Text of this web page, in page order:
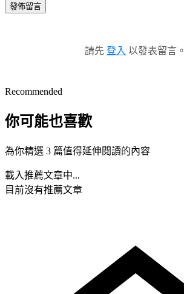
發佈留言
請先 登入 以發表留言。
Recommended
你可能也喜歡
為你精選 3 篇值得延伸閱讀的內容
載入推薦文章中...
目前沒有推薦文章